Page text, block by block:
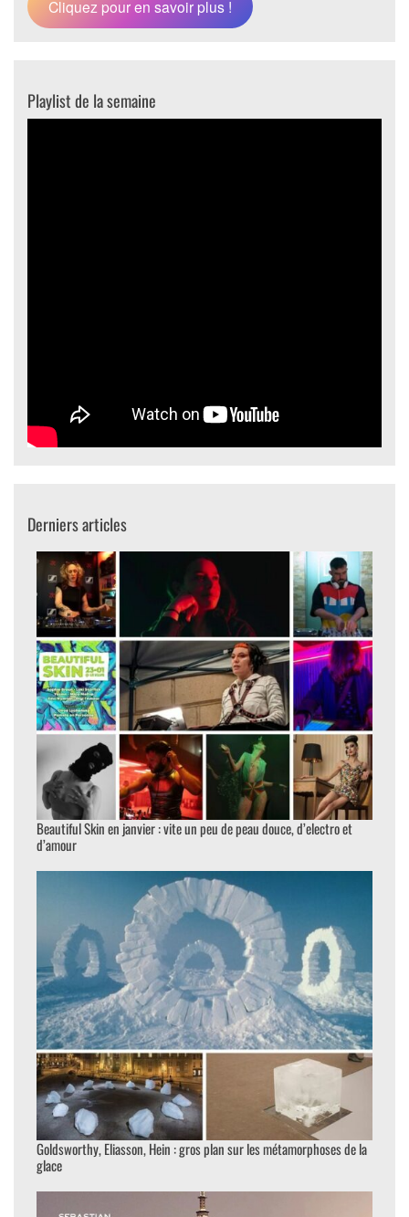
Cliquez pour en savoir plus !
Playlist de la semaine
Derniers articles
Beautiful Skin en janvier : vite un peu de peau douce, d’electro et
d’amour
Goldsworthy, Eliasson, Hein : gros plan sur les métamorphoses de la
glace